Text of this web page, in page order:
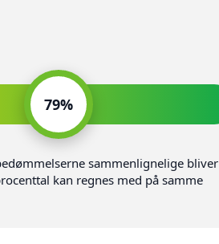
80
79%
sammenlignelige bliver
kan regnes med på samme